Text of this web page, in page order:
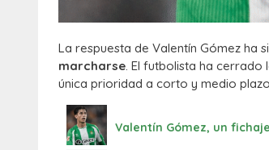
La respuesta de Valentín Gómez ha
marcharse . El futbolista ha
única prioridad a corto y medio
Valentín Gómez, un